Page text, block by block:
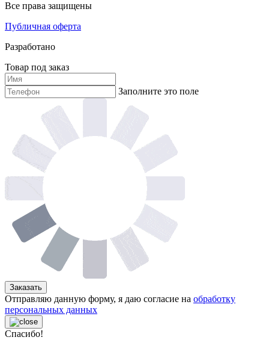
Все права защищены
Публичная оферта
Разработано
Товар под заказ
Заполните это поле
Заказать
Отправляю данную форму, я даю согласие на обработку
персональных данных
Спасибо!